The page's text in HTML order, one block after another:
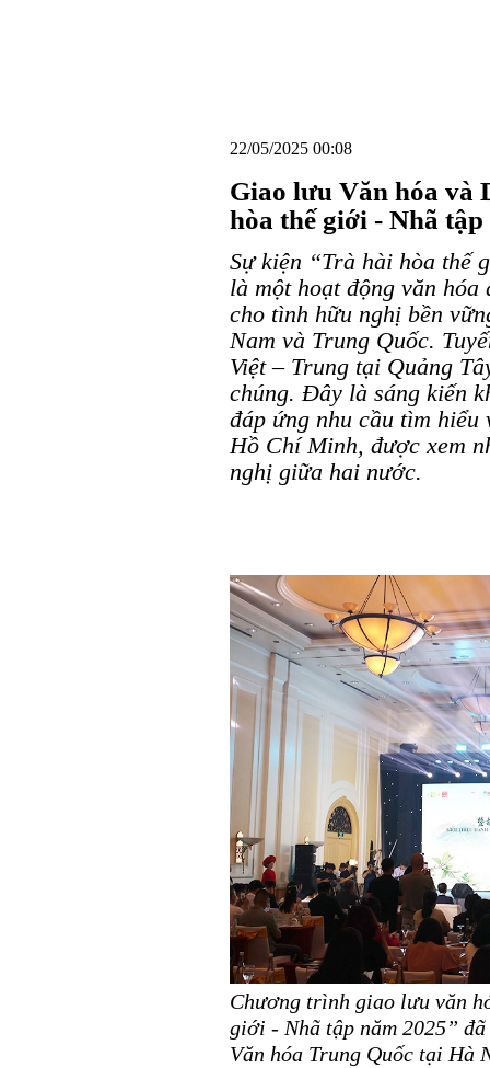
22/05/2025 00:08
Giao lưu Văn hóa và
hòa thế giới - Nhã
Sự kiện “Trà hài hòa thế
là một hoạt động văn
cho tình hữu nghị bền
Nam và Trung Quốc.
Việt – Trung tại Quảng
chúng. Đây là sáng kiến
đáp ứng nhu cầu tìm hiểu
Hồ Chí Minh, được xem
nghị giữa hai nước.
Chương trình giao lưu văn
giới - Nhã tập năm 2025”
Văn hóa Trung Quốc tại Hà